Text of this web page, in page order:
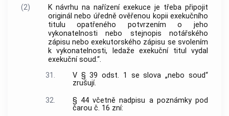
(2)
K návrhu na nařízení exekuce je třeba připojit
originál nebo úředně ověřenou kopii exekučního
titulu opatřeného potvrzením o jeho
vykonatelnosti nebo stejnopis notářského
zápisu nebo exekutorského zápisu se svolením
k vykonatelnosti, ledaže exekuční titul vydal
exekuční soud.“.
31.
V § 39 odst. 1 se slova „nebo soud“
zrušují.
32.
§ 44 včetně nadpisu a poznámky pod
čarou č. 16 zní: